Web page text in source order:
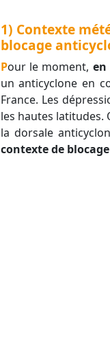
1) Contexte
blocage
Pour le moment, en
un anticyclone en
France. Les
les hautes latitudes.
la dorsale
contexte de